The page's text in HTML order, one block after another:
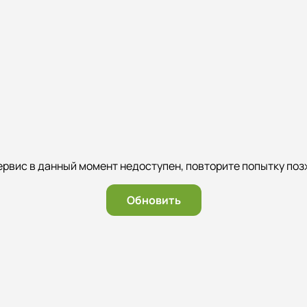
в данный момент недоступен, повторите попытку
Обновить